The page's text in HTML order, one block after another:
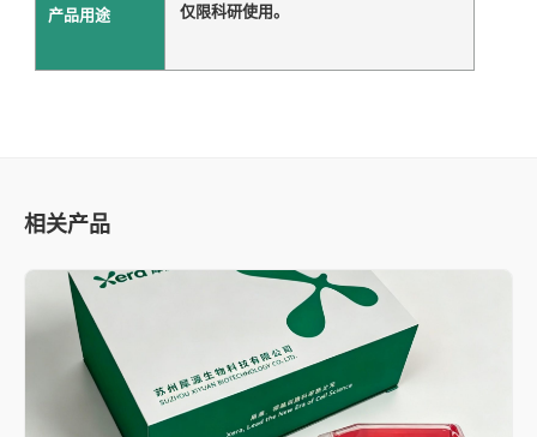
产品用途 仅限科研使用。
相关产品